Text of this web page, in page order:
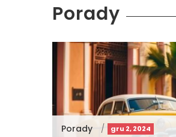
Porady
Porady / gru 2, 2024